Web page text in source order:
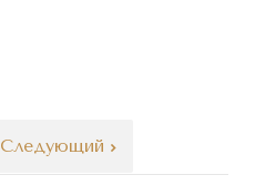
Следующий